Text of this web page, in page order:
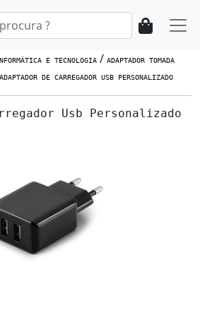
E TECNOLOGIA / ADAPTADOR TOMADA
ADAPTADOR DE CARREGADOR USB PERSONALIZADO
Usb Personalizado